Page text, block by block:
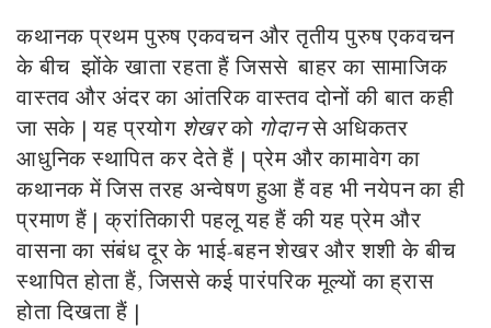
कथानक प्रथम पुरुष एकवचन और तृतीय पुरुष एकवचन
के बीच झोंके खाता रहता हैं जिससे बाहर का सामाजिक
वास्तव और अंदर का आंतरिक वास्तव दोनों की बात कही
जा सके | यह प्रयोग शेखरको गोदानसे अधिकतर
आधुनिक स्थापित कर देते हैं | प्रेम और कामावेग का
कथानक में जिस तरह अन्वेषण हुआ हैं वह भी नयेपन का ही
प्रमाण हैं | क्रांतिकारी पहलू यह हैं की यह प्रेम और
वासना का संबंध दूर के भाई-बहन शेखर और शशी के बीच
स्थापित होता हैं, जिससे कई पारंपरिक मूल्यों का ह्रास
होता दिखता हैं |